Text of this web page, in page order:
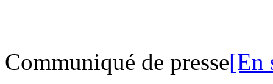
Communiqué de presse[En